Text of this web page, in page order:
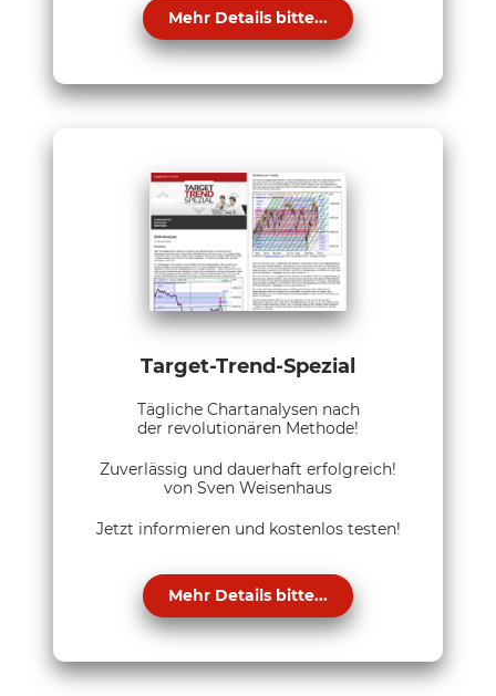
Mehr Details bitte...
Target-Trend-Spezial
Tägliche Chartanalysen nach
der revolutionären Methode!
Zuverlässig und dauerhaft erfolgreich!
von Sven Weisenhaus
Jetzt informieren und kostenlos testen!
Mehr Details bitte...